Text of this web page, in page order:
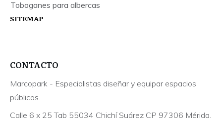
Toboganes para albercas
SITEMAP
CONTACTO
Marcopark - Especialistas diseñar y equipar espacios
públicos.
Calle 6 x 25 Tab 55034 Chichí Suárez CP 97306 Mérida,